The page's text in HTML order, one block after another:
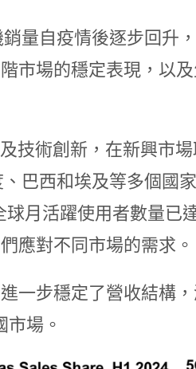
量自疫情後逐步回升
市場的穩定表現，以
技術創新，在新興市
巴西和埃及等多個國
月活躍使用者數量已
應對不同市場的需求。
一步穩定了營收結構
場。